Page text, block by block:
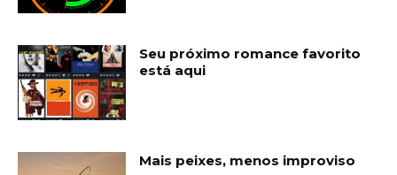
Seu próximo romance favorito
está aqui
Mais peixes, menos improviso